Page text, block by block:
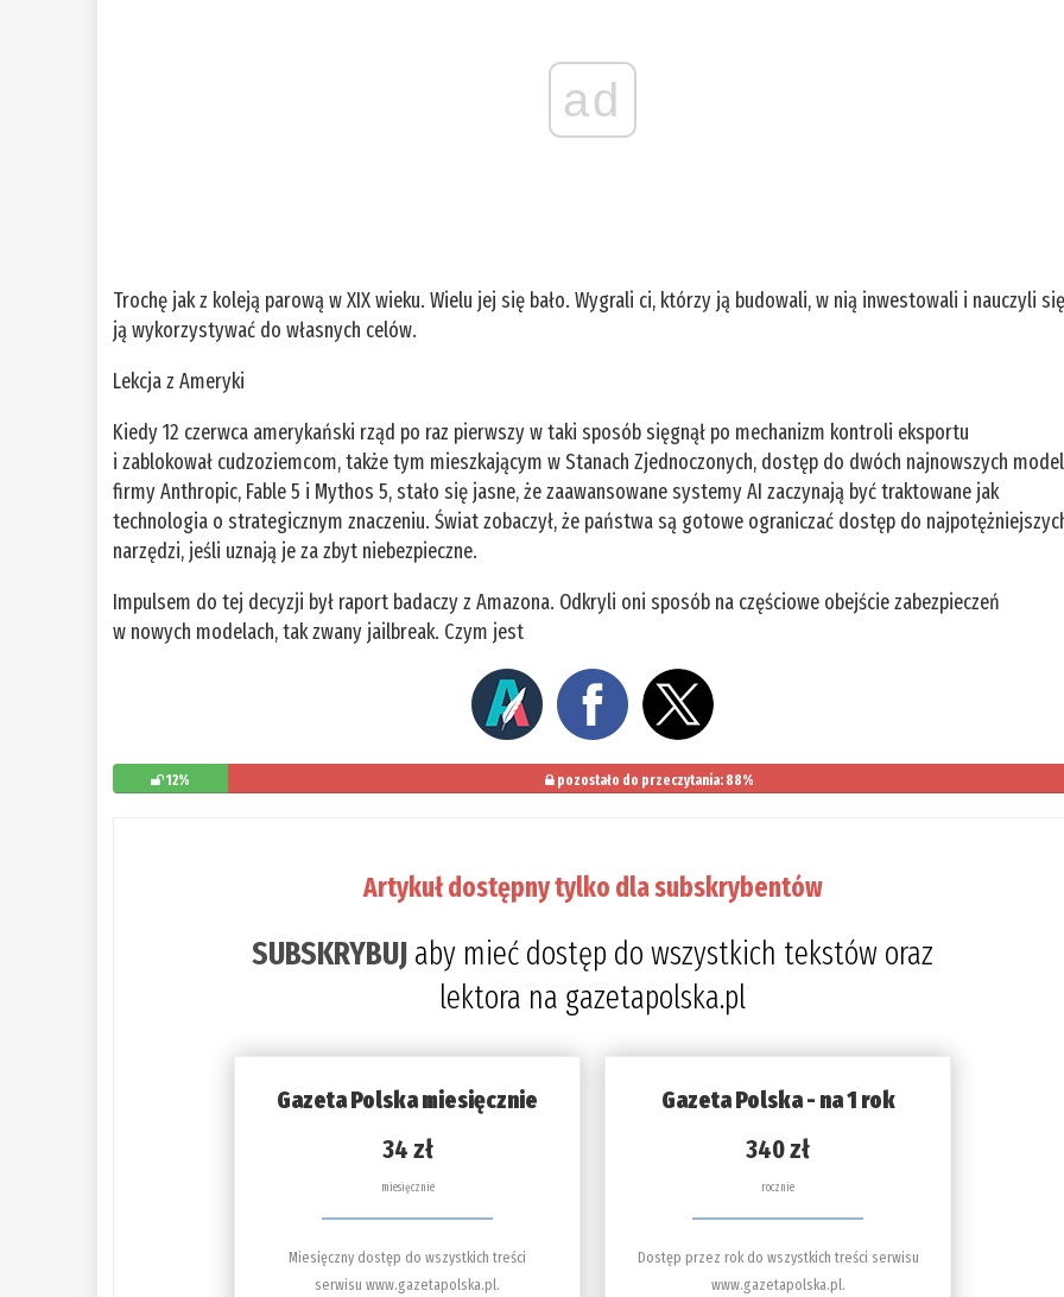
ad
Trochę jak z koleją parową w XIX wieku. Wielu jej się bało. Wygrali ci, którzy ją budowali, w nią inwestowali i nauczyli
ją wykorzystywać do własnych celów.
Lekcja z Ameryki
Kiedy 12 czerwca amerykański rząd po raz pierwszy w taki sposób sięgnął po mechanizm kontroli eksportu
i zablokował cudzoziemcom, także tym mieszkającym w Stanach Zjednoczonych, dostęp do dwóch najnowszych
firmy Anthropic, Fable 5 i Mythos 5, stało się jasne, że zaawansowane systemy AI zaczynają być traktowane jak
technologia o strategicznym znaczeniu. Świat zobaczył, że państwa są gotowe ograniczać dostęp do
narzędzi, jeśli uznają je za zbyt niebezpieczne.
Impulsem do tej decyzji był raport badaczy z Amazona. Odkryli oni sposób na częściowe obejście zabezpieczeń
w nowych modelach, tak zwany jailbreak. Czym jest
12% pozostało do przeczytania: 88%
Artykuł dostępny tylko dla subskrybentów
SUBSKRYBUJ aby mieć dostęp do wszystkich tekstów oraz
lektora na gazetapolska.pl
Gazeta Polska miesięcznie
34 zł
miesięcznie
Miesięczny dostęp do wszystkich treści
serwisu www.gazetapolska.pl.
Gazeta Polska - na 1 rok
340 zł
rocznie
Dostęp przez rok do wszystkich treści serwisu
www.gazetapolska.pl.